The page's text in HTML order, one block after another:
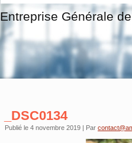
Entreprise Générale
_DSC0134
Publié le 4 novembre 2019 | Par